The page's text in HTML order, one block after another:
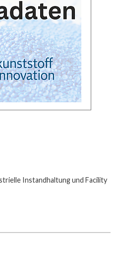
Instandhaltung und Facility